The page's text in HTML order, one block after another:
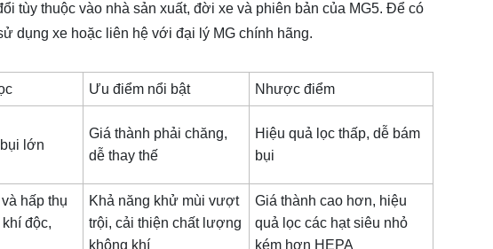
tùy thuộc vào nhà sản xuất, đời xe và phiên bản của MG5. Để có
dụng xe hoặc liên hệ với đại lý MG chính hãng.
Ưu điểm nổi bật Nhược điểm
lớn
Giá thành phải chăng,
dễ thay thế
Hiệu quả lọc thấp, dễ bám
bụi
hấp thụ
độc,
Khả năng khử mùi vượt
trội, cải thiện chất lượng
không khí
Giá thành cao hơn, hiệu
quả lọc các hạt siêu nhỏ
kém hơn HEPA